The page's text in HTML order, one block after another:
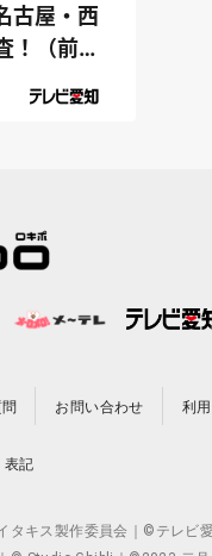
古屋・西
！（前
お問い合わせ 利
表記
ス製作委員会｜©テレビ